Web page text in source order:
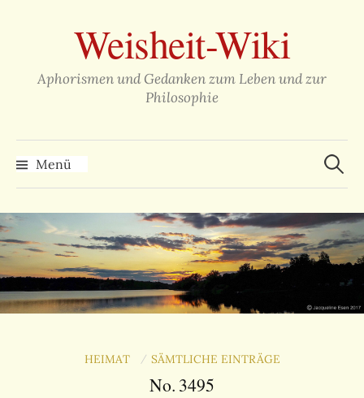
überspringenWeisheit-Wiki
Aphorismen und Gedanken zum Leben und zur
Philosophie
Menü
Suchen
nach:
HEIMAT / SÄMTLICHE EINTRÄGE
No. 3495